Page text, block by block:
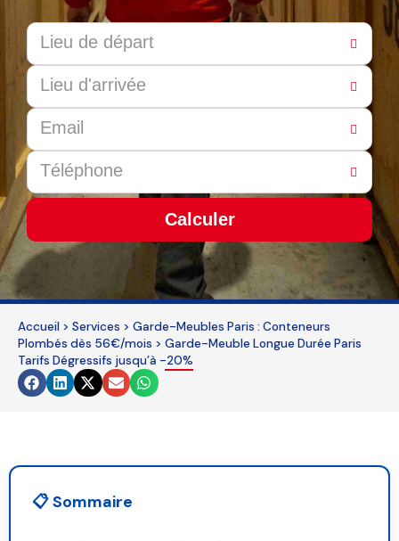
Calculer
This
should
be
left
blank
Accueil > Services > Garde-Meubles Paris : Conteneurs
Plombés dès 56€/mois > Garde-Meuble Longue Durée Paris
Tarifs Dégressifs jusqu’à -20%
📋 Sommaire